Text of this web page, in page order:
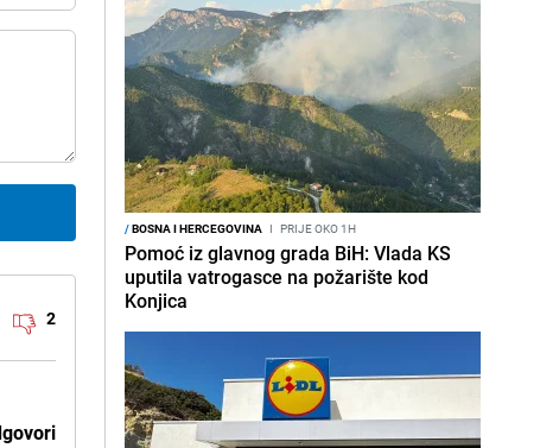
2
/BOSNA I HERCEGOVINA I PRIJE OKO 1H
Pomoć iz glavnog grada BiH: Vlada KS
uputila vatrogasce na požarište kod
Konjica